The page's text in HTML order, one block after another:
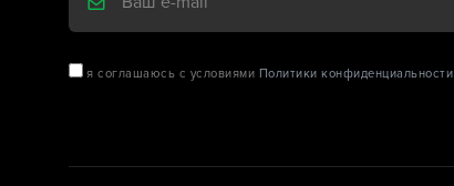
я соглашаюсь с условиями Политики конфиденциальности